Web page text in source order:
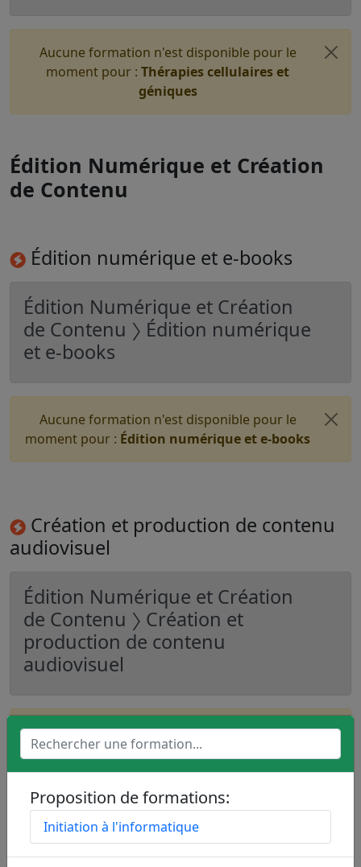
Proposition de formations:
Initiation à l'informatique
Aucune formation n'est disponible pour le
moment pour : Thérapies cellulaires et
géniques
Édition Numérique et Création
de Contenu
Édition numérique et e-books
Édition Numérique et Création
de Contenu 〉 Édition numérique
et e-books
Aucune formation n'est disponible pour le
moment pour : Édition numérique et e-books
Création et production de contenu
audiovisuel
Édition Numérique et Création
de Contenu 〉 Création et
production de contenu
audiovisuel
Aucune formation n'est disponible pour le
moment pour :Création et production de
contenu audiovisuel
Marketing d’influence et gestion de